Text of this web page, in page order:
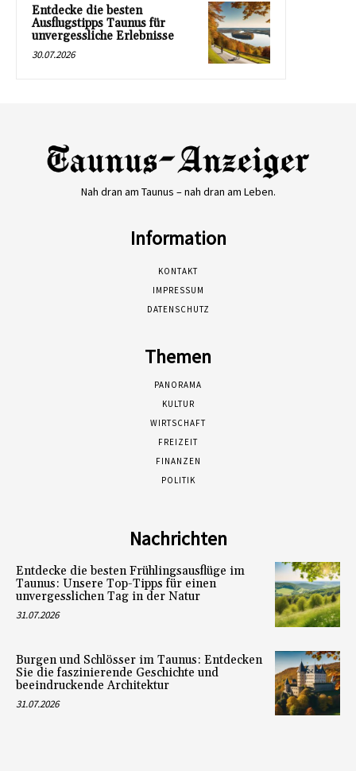
Entdecke die besten
Ausflugstipps Taunus für
unvergessliche Erlebnisse
30.07.2026
Nah dran am Taunus – nah dran am Leben.
Information
KONTAKT
IMPRESSUM
DATENSCHUTZ
Themen
PANORAMA
KULTUR
WIRTSCHAFT
FREIZEIT
FINANZEN
POLITIK
Nachrichten
Entdecke die besten Frühlingsausflüge im
Taunus: Unsere Top-Tipps für einen
unvergesslichen Tag in der Natur
31.07.2026
Burgen und Schlösser im Taunus: Entdecken
Sie die faszinierende Geschichte und
beeindruckende Architektur
31.07.2026